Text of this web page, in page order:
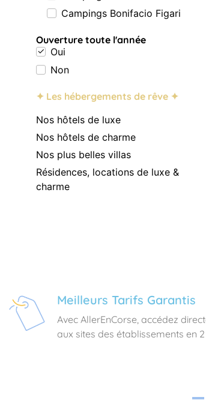
Campings Bonifacio Figari
Ouverture toute l'année
Oui
Non
✦ Les hébergements de rêve ✦
Nos hôtels de luxe
Nos hôtels de charme
Nos plus belles villas
Résidences, locations de luxe &
charme
Meilleurs Tarifs Garantis
Avec AllerEnCorse, accédez
aux sites des établissements en 2